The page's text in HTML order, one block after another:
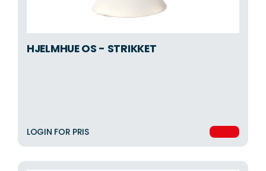
HJELMHUE OS - STRIKKET
LOGIN FOR PRIS